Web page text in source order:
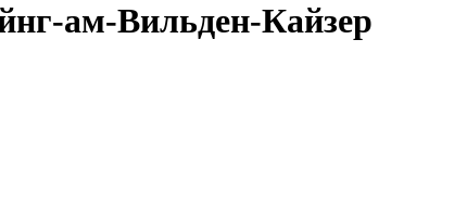
ам-Вильден-Кайзер